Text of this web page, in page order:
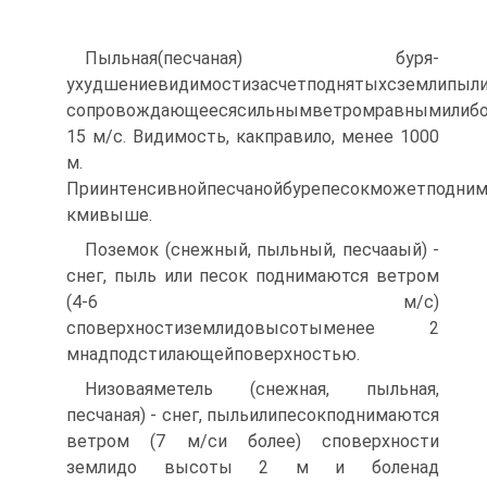
Пыльная(песчаная) буря-
15 м/с. Видимость, какправило, менее 1000
м.
кмивыше.
Поземок (снежный, пыльный, песчааый) -
снег, пыль или песок поднимаются ветром
(4-6 м/с)
споверхностиземлидовысотыменее 2
мнадподстилающейповерхностью.
Низоваяметель (снежная, пыльная,
песчаная) - снег, пыльилипесокподнимаются
ветром (7 м/си более) споверхности
землидо высоты 2 м и боленад